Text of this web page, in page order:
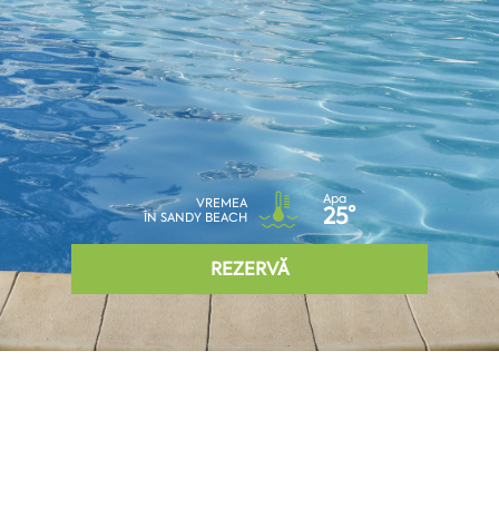
VREMEA
ÎN SANDY BEACH
Apa
25°
REZERVĂ